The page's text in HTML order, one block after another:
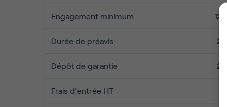
Engagement minimum 12
Durée de préavis 2
Dépôt de garantie 2
Frais d'entrée HT